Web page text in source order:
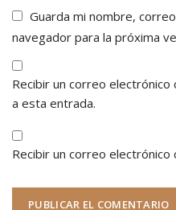
Guarda mi nombre,
navegador para la próxima
Recibir un correo
a esta entrada.
Recibir un correo electrónico